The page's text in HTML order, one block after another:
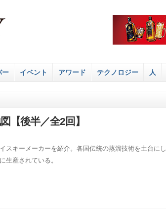
ー イベント アワード テクノロジー 人
【後半／全2回】
スキーメーカーを紹介。各国伝統の蒸溜技術を土台にし
生産されている。